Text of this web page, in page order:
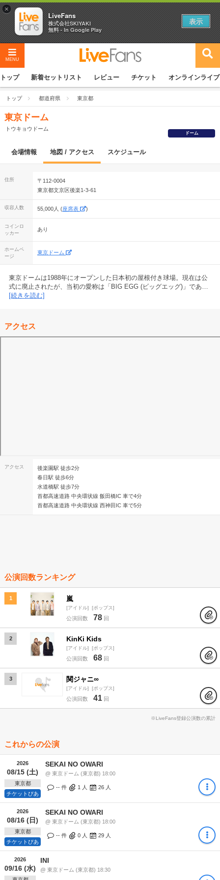
MENU
トップ 新着セットリスト レビュー チケット オンラインライブ
トップ 都道府県 東京都
東京ドーム
トウキョウドーム
ドーム
会場情報 地図 / アクセス スケジュール
住所
〒112-0004
東京都文京区後楽1-3-61
収容人数 55,000人 (座席表 )
コインロ
ッカー
あり
ホームペ
ージ
東京ドーム
東京ドームは1988年にオープンした日本初の屋根付き球場。現在は公
式に廃止されたが、当初の愛称は「BIG EGG (ビッグエッグ)」であ…
[続きを読む]
アクセス
アクセス
後楽園駅 徒歩2分
春日駅 徒歩6分
水道橋駅 徒歩7分
首都高速道路 中央環状線 飯田橋IC 車で4分
首都高速道路 中央環状線 西神田IC 車で5分
公演回数ランキング
1 嵐
アイドル ポップス
公演回数 78 回
2 KinKi Kids
アイドル ポップス
公演回数 68 回
3 関ジャニ∞
アイドル ポップス
公演回数 41 回
※LiveFans登録公演数の累計
これからの公演
2026
08/15 (土)
東京都
チケットぴあ
SEKAI NO OWARI
@ 東京ドーム (東京都) 18:00
-- 件 1 人 26 人
2026
08/16 (日)
東京都
チケットぴあ
SEKAI NO OWARI
@ 東京ドーム (東京都) 18:00
-- 件 0 人 29 人
2026
09/16 (水)
INI
@ 東京ドーム (東京都) 18:30
×
LiveFans
株式会社SKIYAKI
無料 - In Google Play
表示